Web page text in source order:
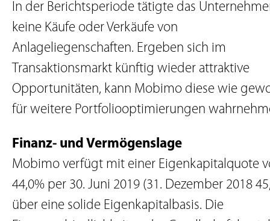
In der Berichtsperiode tätigte das
keine Käufe oder Verkäufe von
Anlageliegenschaften. Ergeben sich im
Transaktionsmarkt künftig wieder attraktive
Opportunitäten, kann Mobimo diese wie
für weitere Portfoliooptimierungen
Finanz- und Vermögenslage
Mobimo verfügt mit einer Eigenkapitalquote
44,0% per 30. Juni 2019 (31. Dezember 2018
über eine solide Eigenkapitalbasis. Die